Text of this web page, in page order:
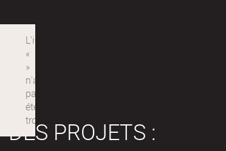
PROJETS :